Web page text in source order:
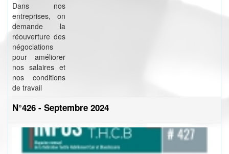
Dans nos
entreprises, on
demande la
réouverture des
négociations
pour améliorer
nos salaires et
nos conditions
de travail
N°426 - Septembre 2024